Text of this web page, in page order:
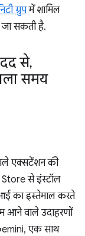
ग्रुपमें शामिल
जा सकती है.
से,
समय
एक्सटेंशन की
से इंस्टॉल
का इस्तेमाल करते
आने वाले उदाहरणों
एक साथ